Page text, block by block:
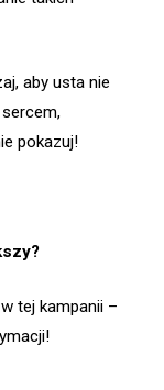
aby usta nie
pokazuj!
tej kampanii –